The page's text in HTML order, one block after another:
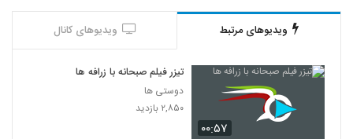
ویدیوهای مرتبط ویدیوهای کانال
۰۰:۵۷
تیزر فیلم صبحانه با زرافه ها
دوستی ها
۲,۸۵۰ بازدید